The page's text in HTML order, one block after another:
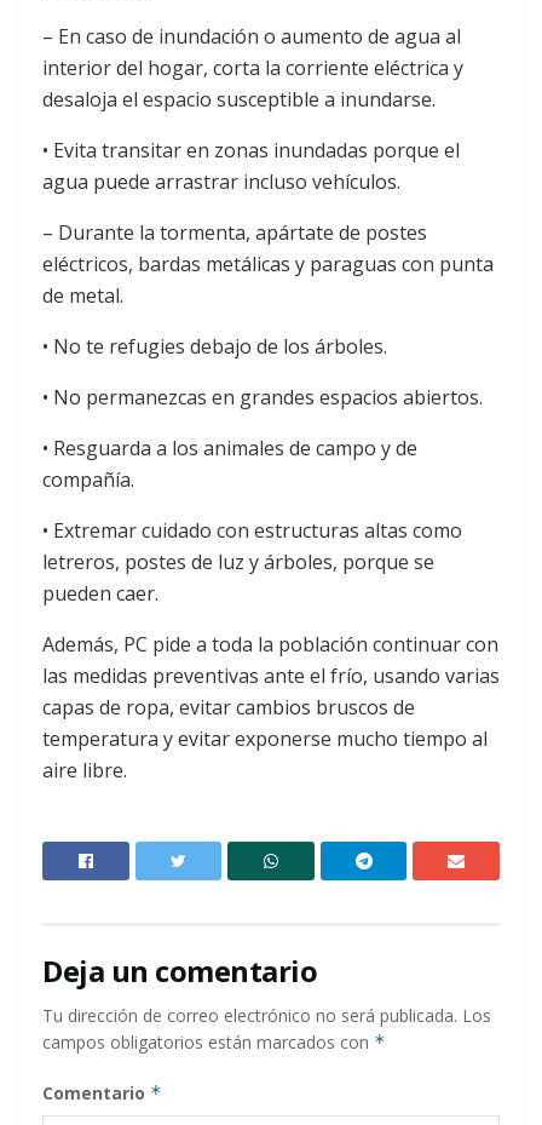
– En caso de inundación o aumento de agua al
interior del hogar, corta la corriente eléctrica y
desaloja el espacio susceptible a inundarse.
• Evita transitar en zonas inundadas porque el
agua puede arrastrar incluso vehículos.
– Durante la tormenta, apártate de postes
eléctricos, bardas metálicas y paraguas con punta
de metal.
• No te refugies debajo de los árboles.
• No permanezcas en grandes espacios abiertos.
• Resguarda a los animales de campo y de
compañía.
• Extremar cuidado con estructuras altas como
letreros, postes de luz y árboles, porque se
pueden caer.
Además, PC pide a toda la población continuar con
las medidas preventivas ante el frío, usando varias
capas de ropa, evitar cambios bruscos de
temperatura y evitar exponerse mucho tiempo al
aire libre.
Deja un comentario
Tu dirección de correo electrónico no será publicada. Los
campos obligatorios están marcados con *
Comentario *